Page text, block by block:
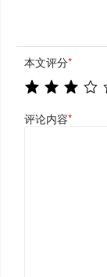
本文评分*
评论内容*